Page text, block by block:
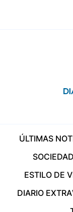
ÚLTIMAS
SOCIEDAD
ESTILO DE
DIARIO EXTRA